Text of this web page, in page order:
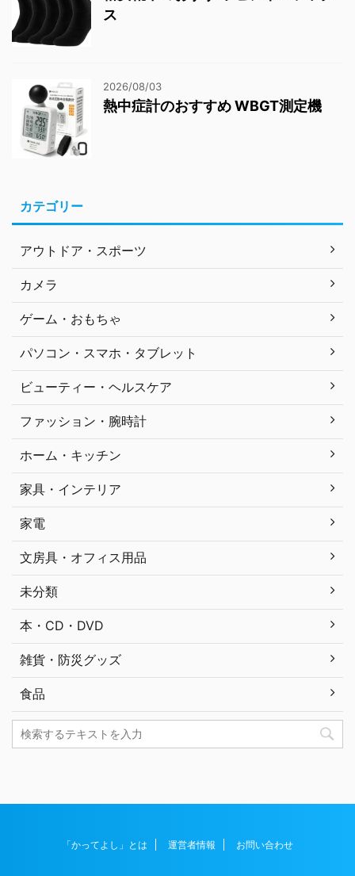
ス
2026/08/03
熱中症計のおすすめ WBGT測定機
カテゴリー
アウトドア・スポーツ
カメラ
ゲーム・おもちゃ
パソコン・スマホ・タブレット
ビューティー・ヘルスケア
ファッション・腕時計
ホーム・キッチン
家具・インテリア
家電
文房具・オフィス用品
未分類
本・CD・DVD
雑貨・防災グッズ
食品
「かってよし」とは 運営者情報 お問い合わせ